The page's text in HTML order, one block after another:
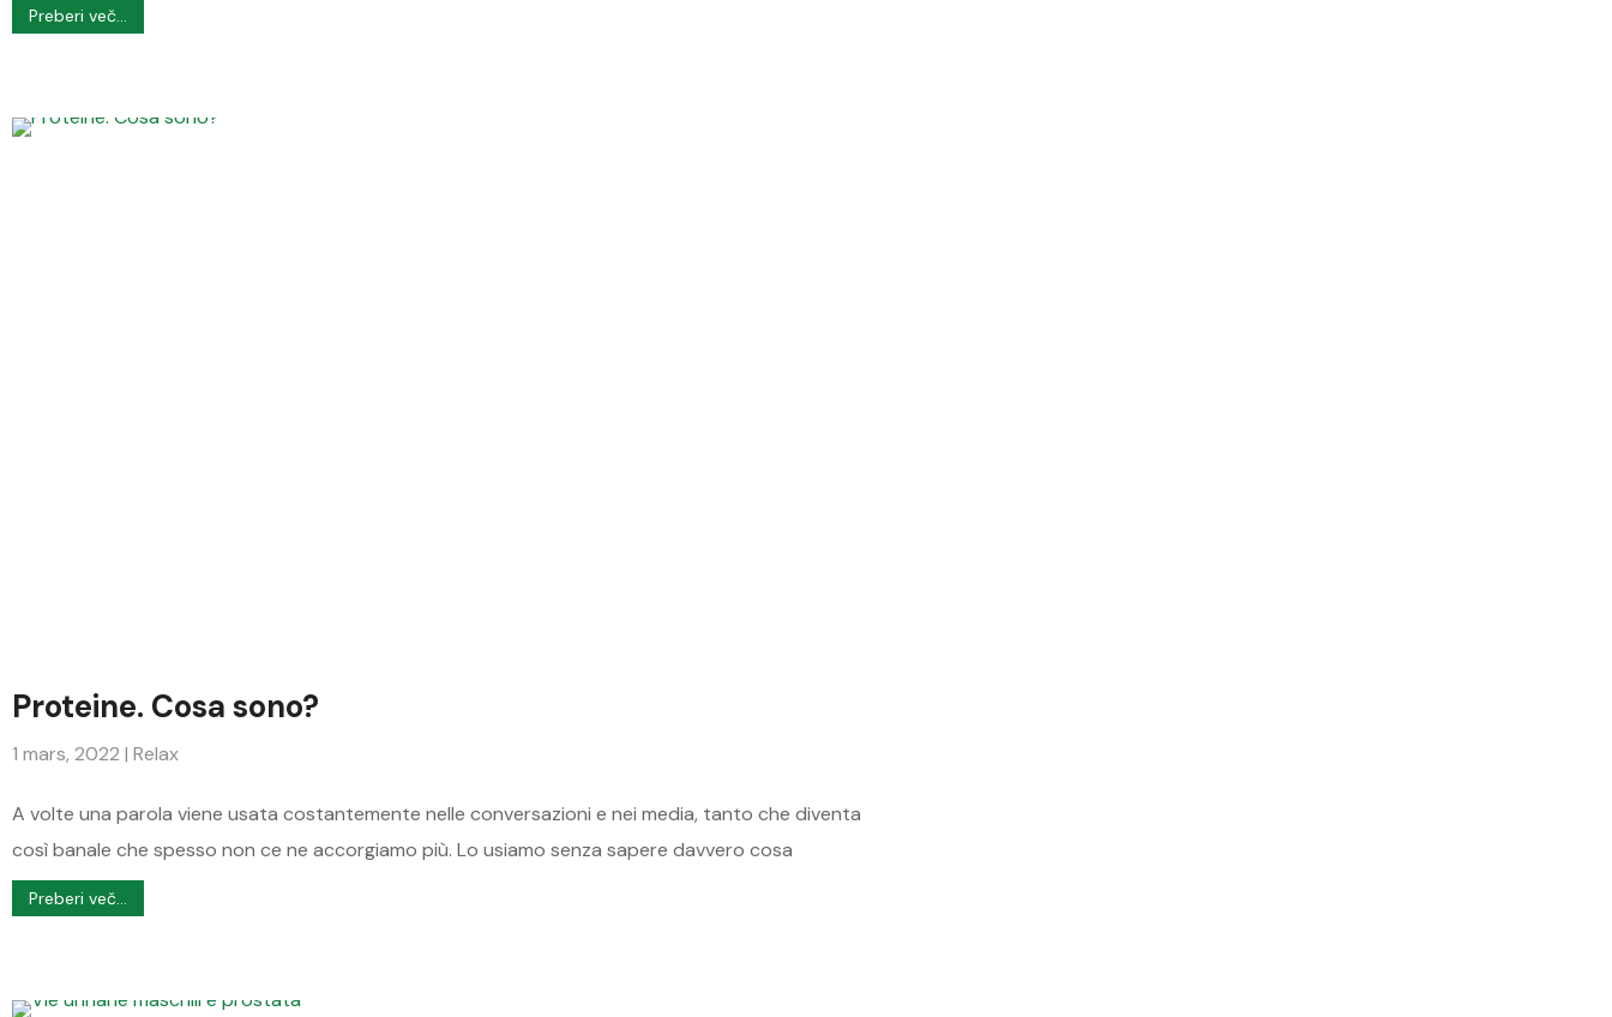
Preberi več...
Proteine. Cosa sono?
1 mars, 2022 | Relax
A volte una parola viene usata costantemente nelle conversazioni e nei media, tanto che diventa
così banale che spesso non ce ne accorgiamo più. Lo usiamo senza sapere davvero cosa
Preberi več...